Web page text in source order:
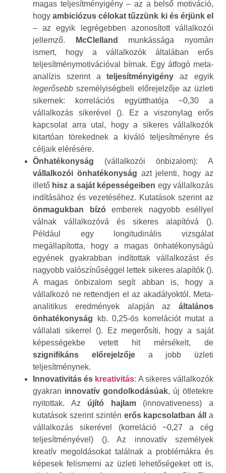
magas teljesítményigény – az a belső motiváció,
hogyambiciózus célokat tűzzünk ki és érjünk el
– az egyik legrégebben azonosított vállalkozói
jellemző.
McClelland
munkássága nyomán
ismert, hogy a vállalkozók általában erős
teljesítménymotivációval bírnak. Egy átfogó meta-
analízis szerint ateljesítményigény az egyik
legerősebb személyiségbeli előrejelzője az üzleti
sikernek: korrelációs együtthatója ~0,30 a
vállalkozás sikerével (). Ez a viszonylag erős
kapcsolat arra utal, hogy a sikeres vállalkozók
kitartóan törekednek a kiváló teljesítményre és
céljaik elérésére.
Önhatékonyság (vállalkozói önbizalom): A
vállalkozói önhatékonyság azt jelenti, hogy az
illető hisz a saját képességeiben egy vállalkozás
indításához és vezetéséhez. Kutatások szerint az
önmagukban bízóemberek nagyobb eséllyel
válnak vállalkozóvá és sikeres alapítóvá ().
Például egy longitudinális vizsgálat
megállapította, hogy a magas önhatékonyságú
egyének gyakrabban indítottak vállalkozást és
nagyobb valószínűséggel lettek sikeres alapítók ().
A magas önbizalom segít abban is, hogy a
vállalkozó ne rettendjen el az akadályoktól. Meta-
analitikus eredmények alapján az általános
önhatékonyság kb. 0,25-ös korrelációt mutat a
vállalati sikerrel (). Ez megerősíti, hogy a saját
képességekbe vetett hit mérsékelt, de
szignifikáns előrejelzőjea jobb üzleti
teljesítménynek.
Innovativitás és kreativitás: A sikeres vállalkozók
gyakran innovatív gondolkodásúak, új ötletekre
nyitottak. Az újító hajlam(innovativeness) a
kutatások szerint szintén erős kapcsolatban áll
a
vállalkozás sikerével (korreláció ~0,27 a cég
teljesítményével) (). Az innovatív személyek
kreatív megoldásokat találnak a problémákra és
képesek felismerni az üzleti lehetőségeket ott is,